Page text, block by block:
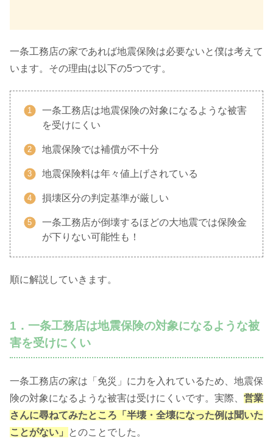
一条工務店の家であれば地震保険は必要ないと僕は考えて
います。その理由は以下の5つです。
一条工務店は地震保険の対象になるような被害
を受けにくい
地震保険では補償が不十分
地震保険料は年々値上げされている
損壊区分の判定基準が厳しい
一条工務店が倒壊するほどの大地震では保険金
が下りない可能性も！
順に解説していきます。
1．一条工務店は地震保険の対象になるような被
害を受けにくい
一条工務店の家は「免災」に力を入れているため、地震保
険の対象になるような被害は受けにくいです。実際、 営業
さんに尋ねてみたところ「半壊・全壊になった例は聞いた
ことがない」
とのことでした。